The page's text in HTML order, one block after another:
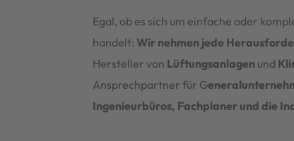
Egal, ob es sich um einfache oder
handelt: Wir nehmen jede
Hersteller von Lüftungsanlagen und
Ansprechpartner für G
Ingenieurbüros, Fachplaner und die